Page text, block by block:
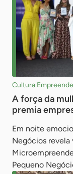
Cultura
A força da
premia
Em noite
Negócios revela
Pequeno